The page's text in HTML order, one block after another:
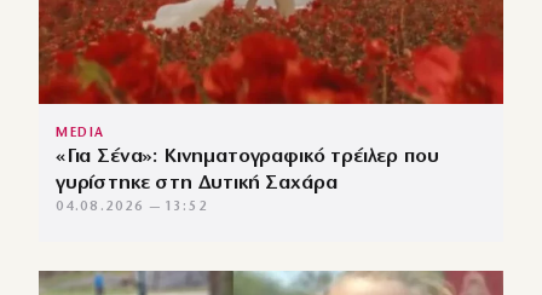
MEDIA
«Για Σένα»: Κινηματογραφικό τρέιλερ που
γυρίστηκε στη Δυτική Σαχάρα
04.08.2026 — 13:52